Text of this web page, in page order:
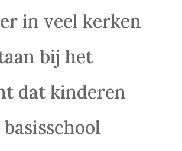
in veel kerken
bij het
dat kinderen